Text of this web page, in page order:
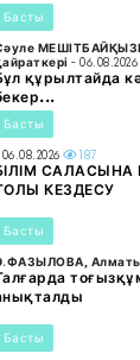
Басты
- 06.08.2026
құрылтайда
Басты
187
КЕЗДЕСУ
Басты
Басты